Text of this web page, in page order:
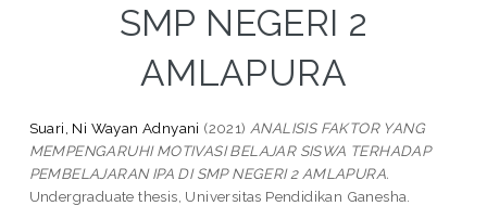
SMP NEGERI 2
AMLAPURA
Suari, Ni Wayan Adnyani (2021) ANALISIS FAKTOR YANG
MEMPENGARUHI MOTIVASI BELAJAR SISWA TERHADAP
PEMBELAJARAN IPA DI SMP NEGERI 2 AMLAPURA.
Undergraduate thesis, Universitas Pendidikan Ganesha.